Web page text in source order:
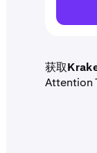
获取
Attention